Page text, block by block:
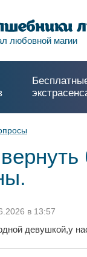
любовной магии
в 13:57
девушкой,у